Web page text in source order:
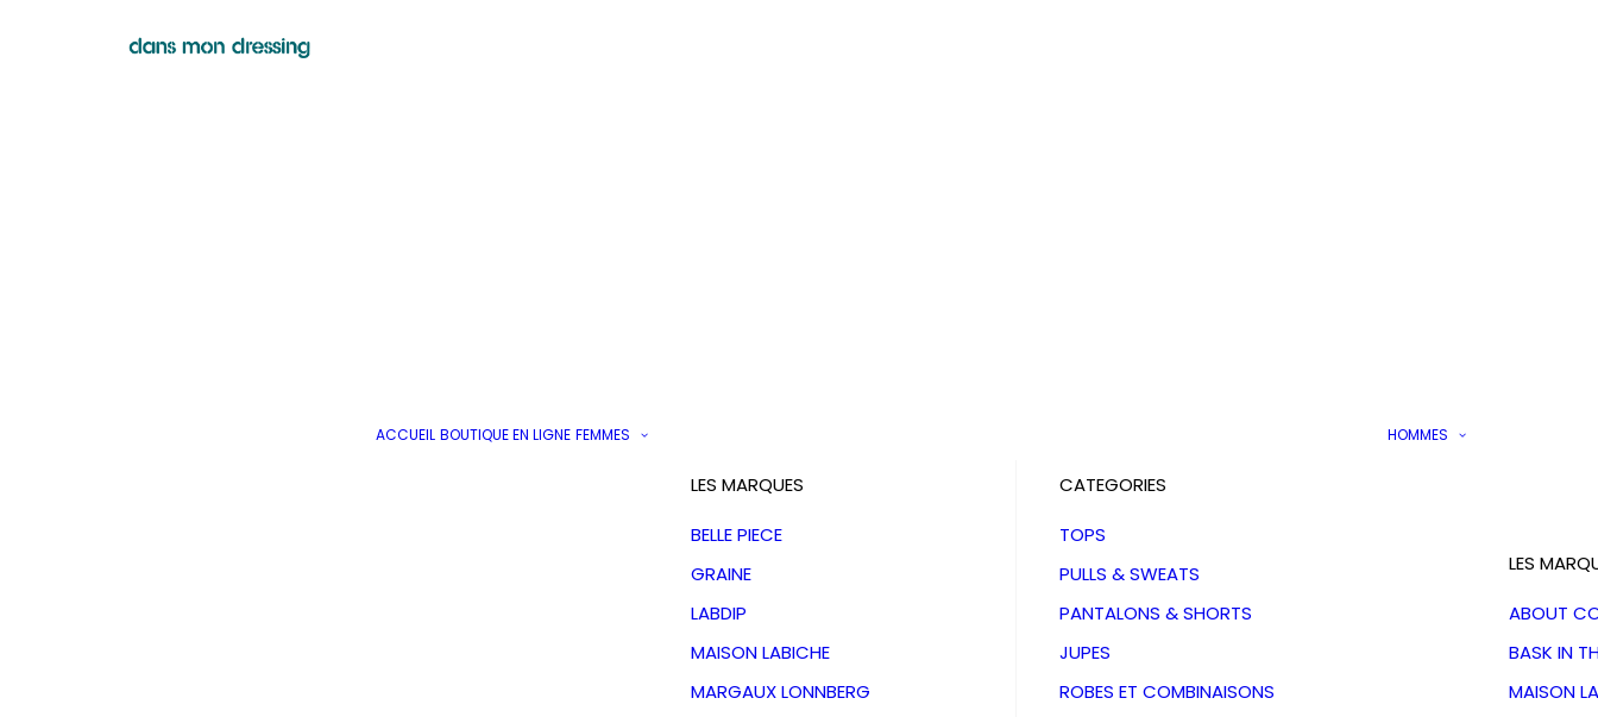
ACCUEIL BOUTIQUE EN LIGNE FEMMES
LES MARQUES
BELLE PIECE
GRAINE
LABDIP
MAISON LABICHE
MARGAUX LONNBERG
CATEGORIES
TOPS
PULLS & SWEATS
PANTALONS & SHORTS
JUPES
ROBES ET COMBINAISONS
HOMMES
LES
ABOUT
BASK IN
MAISON